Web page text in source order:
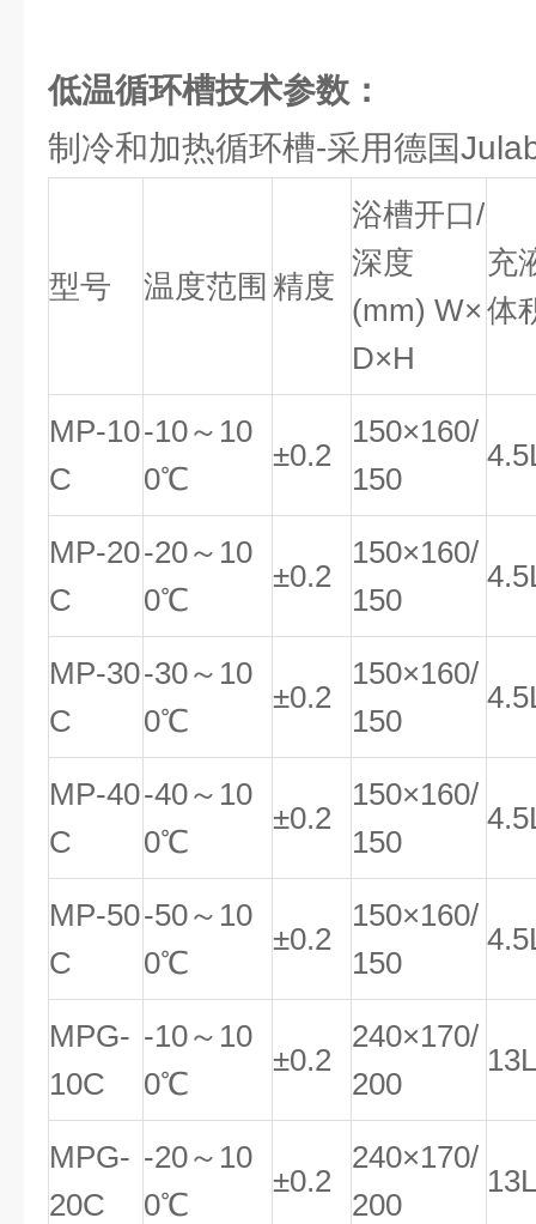
低温循环槽技术参数：
制冷和加热循环槽-采用德国
型号 温度范围 精度
浴槽开口/
深度
(mm) W×
D×H
充
体
MP-10
C
-10～10
0℃
±0.2
150×160/
150
MP-20
C
-20～10
0℃
±0.2
150×160/
150
MP-30
C
-30～10
0℃
±0.2
150×160/
150
MP-40
C
-40～10
0℃
±0.2
150×160/
150
MP-50
C
-50～10
0℃
±0.2
150×160/
150
MPG-
10C
-10～10
0℃
±0.2
240×170/
200
13L
MPG-
20C
-20～10
0℃
±0.2
240×170/
200
13L